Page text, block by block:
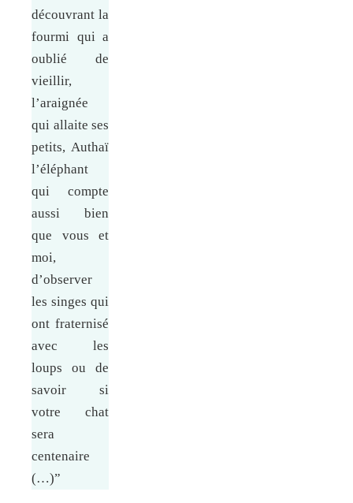
découvrant la
fourmi qui a
oublié de
vieillir,
l’araignée
qui allaite ses
petits, Authaï
l’éléphant
qui compte
aussi bien
que vous et
moi,
d’observer
les singes qui
ont fraternisé
avec les
loups ou de
savoir si
votre chat
sera
centenaire
(…)”